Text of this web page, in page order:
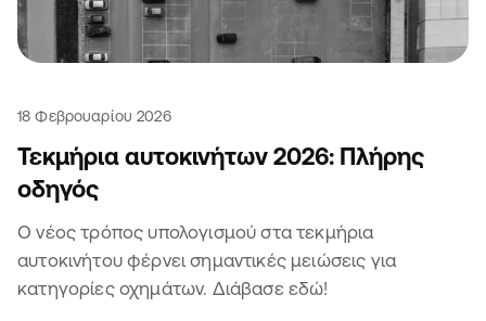
18 Φεβρουαρίου 2026
Τεκμήρια αυτοκινήτων 2026: Πλήρης
οδηγός
Ο νέος τρόπος υπολογισμού στα τεκμήρια
αυτοκινήτου φέρνει σημαντικές μειώσεις για
κατηγορίες οχημάτων. Διάβασε εδώ!